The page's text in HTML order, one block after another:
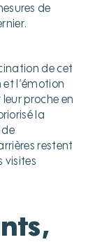
de
de cet
l’émotion
proche en
la
de
restent
visites